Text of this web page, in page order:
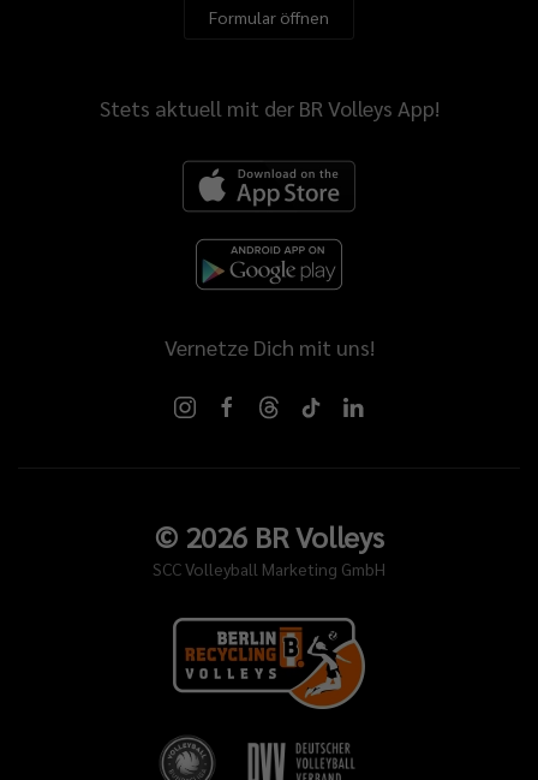
Formular öffnen
Stets aktuell mit der BR Volleys App!
Vernetze Dich mit uns!
© 2026BR Volleys
SCC Volleyball Marketing GmbH